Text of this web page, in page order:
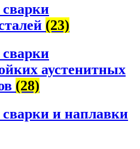
(23)
аустенитных
(28)
и наплавки